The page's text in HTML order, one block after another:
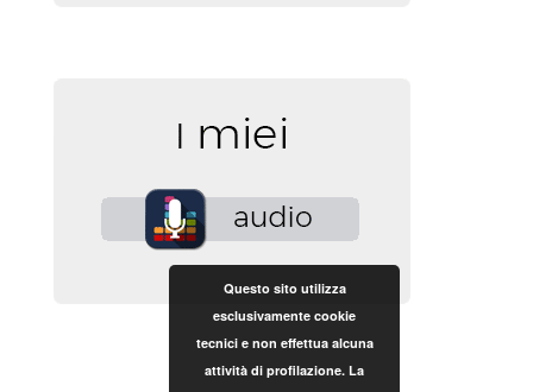
Questo sito utilizza
esclusivamente cookie
tecnici e non effettua alcuna
attività di profilazione. La